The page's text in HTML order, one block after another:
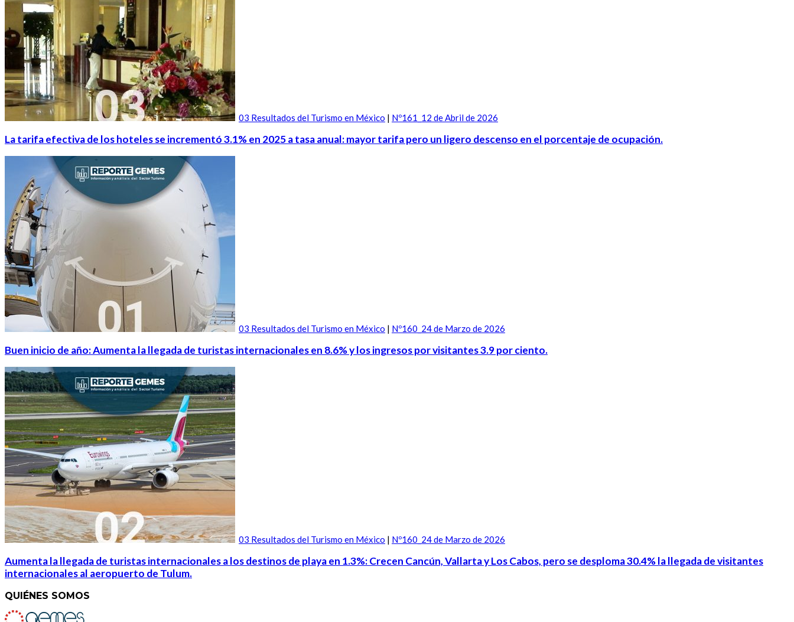
03 Resultados del Turismo en México | Nº161_12 de Abril de 2026
La tarifa efectiva de los hoteles se incrementó 3.1% en 2025 a tasa anual: mayor tarifa pero un ligero descenso en el porcentaje de ocupación.
03 Resultados del Turismo en México | Nº160_24 de Marzo de 2026
Buen inicio de año: Aumenta la llegada de turistas internacionales en 8.6% y los ingresos por visitantes 3.9 por ciento.
03 Resultados del Turismo en México | Nº160_24 de Marzo de 2026
Aumenta la llegada de turistas internacionales a los destinos de playa en 1.3%: Crecen Cancún, Vallarta y Los Cabos, pero se desploma 30.4% la llegada de visitantes
internacionales al aeropuerto de Tulum.
QUIÉNES SOMOS